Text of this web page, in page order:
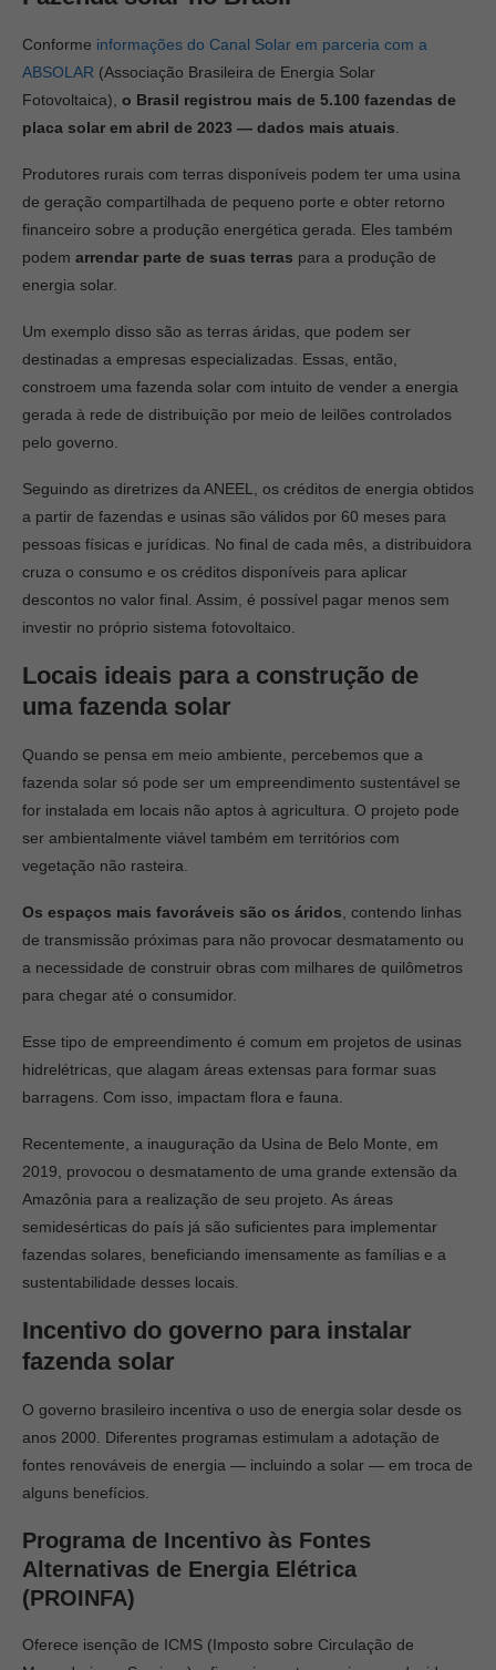
Conforme informações do Canal Solar em parceria com a
ABSOLAR (Associação Brasileira de Energia Solar
Fotovoltaica), o Brasil registrou mais de 5.100 fazendas de
placa solar em abril de 2023 — dados mais atuais
Produtores rurais com terras disponíveis podem ter uma usina
de geração compartilhada de pequeno porte e obter retorno
financeiro sobre a produção energética gerada. Eles também
podem arrendar parte de suas terras para a produção de
energia solar.
Um exemplo disso são as terras áridas, que podem ser
destinadas a empresas especializadas. Essas, então,
constroem uma fazenda solar com intuito de vender a energia
gerada à rede de distribuição por meio de leilões controlados
pelo governo.
Seguindo as diretrizes da ANEEL, os créditos de energia obtidos
a partir de fazendas e usinas são válidos por 60 meses para
pessoas físicas e jurídicas. No final de cada mês, a distribuidora
cruza o consumo e os créditos disponíveis para aplicar
descontos no valor final. Assim, é possível pagar menos sem
investir no próprio sistema fotovoltaico.
Locais ideais para a construção de
uma fazenda solar
Quando se pensa em meio ambiente, percebemos que a
fazenda solar só pode ser um empreendimento sustentável se
for instalada em locais não aptos à agricultura. O projeto pode
ser ambientalmente viável também em territórios com
vegetação não rasteira.
Os espaços mais favoráveis são os áridos , contendo linhas
de transmissão próximas para não provocar desmatamento ou
a necessidade de construir obras com milhares de quilômetros
para chegar até o consumidor.
Esse tipo de empreendimento é comum em projetos de usinas
hidrelétricas, que alagam áreas extensas para formar suas
barragens. Com isso, impactam flora e fauna.
Recentemente, a inauguração da Usina de Belo Monte, em
2019, provocou o desmatamento de uma grande extensão da
Amazônia para a realização de seu projeto. As áreas
semidesérticas do país já são suficientes para implementar
fazendas solares, beneficiando imensamente as famílias e a
sustentabilidade desses locais.
Incentivo do governo para instalar
fazenda solar
O governo brasileiro incentiva o uso de energia solar desde os
anos 2000. Diferentes programas estimulam a adotação de
fontes renováveis de energia — incluindo a solar — em troca de
alguns benefícios.
Programa de Incentivo às Fontes
Alternativas de Energia Elétrica
(PROINFA)
Oferece isenção de ICMS (Imposto sobre Circulação de